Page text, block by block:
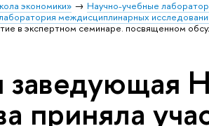
экономики» Научно-учебные
междисциплинарных
в экспертном семинаре. посвященном
заведующая
приняла